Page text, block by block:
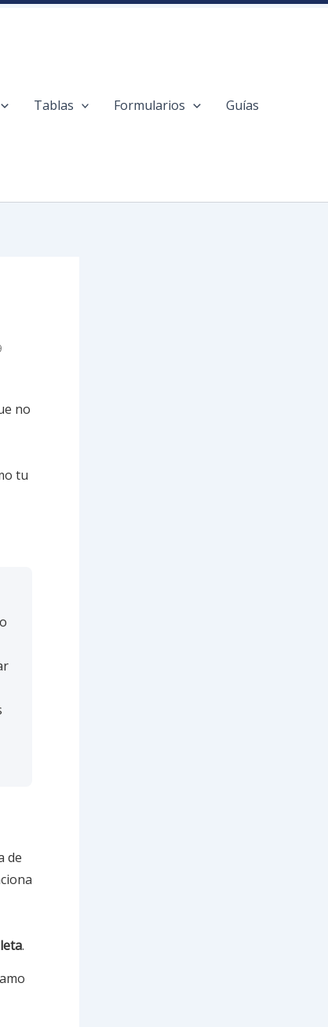
Tablas Formularios Guías
no
tu
de
.